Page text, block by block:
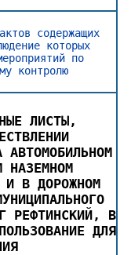
содержащих
которых
по
контролю
ЛИСТЫ,
АВТОМОБИЛЬНОМ
НАЗЕМНОМ
И В ДОРОЖНОМ
РЕФТИНСКИЙ, В
ДЛЯ